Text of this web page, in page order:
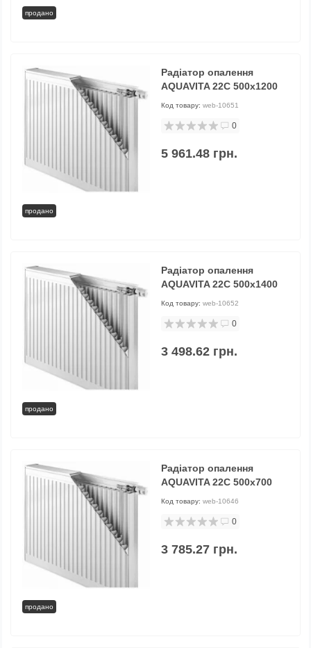
продано
продано
Радіатор опалення
AQUAVITA 22C 500x1200
Код товару: web-10651
0
5 961.48 грн.
продано
Радіатор опалення
AQUAVITA 22C 500x1400
Код товару: web-10652
0
3 498.62 грн.
продано
Радіатор опалення
AQUAVITA 22C 500x700
Код товару: web-10646
0
3 785.27 грн.